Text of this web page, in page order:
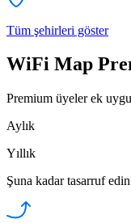
Tüm şehirleri göster
WiFi Map
Premium üyeler ek
Aylık
Yıllık
Şuna kadar tasarruf edin